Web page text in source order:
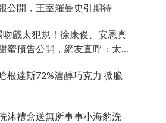
公開，王室羅曼史引期待
戲太犯規！徐康俊、安恩真
蜜預告公開，網友直呼：太
根達斯72%濃醇巧克力 掀脆
沐禮盒送無所事事小海豹洗